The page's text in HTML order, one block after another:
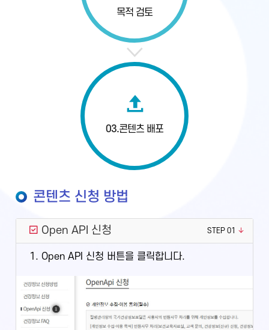
목적 검토
03.콘텐츠 배포
콘텐츠 신청 방법
Open API 신청 STEP 01
1. Open API 신청 버튼을 클릭합니다.